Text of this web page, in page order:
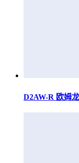
D2AW-R 欧姆